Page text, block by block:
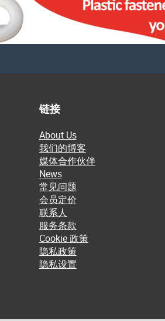
链接
About Us
我们的博客
媒体合作伙伴
News
常见问题
会员定价
联系人
服务条款
Cookie 政策
隐私政策
隐私设置